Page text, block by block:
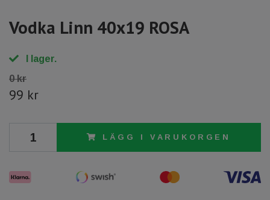
Vodka Linn 40x19 ROSA
I lager.
0 kr
99 kr
LÄGG I VARUKORGEN